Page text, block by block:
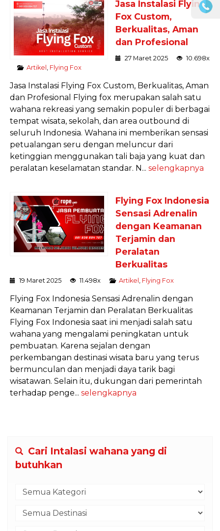
Jasa Instalasi Flying
Fox Custom,
Berkualitas, Aman
dan Profesional
27 Maret 2025
10.698x
Artikel
Flying Fox
Jasa Instalasi Flying Fox Custom, Berkualitas, Aman
dan Profesional Flying fox merupakan salah satu
wahana rekreasi yang semakin populer di berbagai
tempat wisata, sekolah, dan area outbound di
seluruh Indonesia. Wahana ini memberikan sensasi
petualangan seru dengan meluncur dari
ketinggian menggunakan tali baja yang kuat dan
peralatan keselamatan standar. N... selengkapnya
Flying Fox Indonesia
Sensasi Adrenalin
dengan Keamanan
Terjamin dan
Peralatan
Berkualitas
19 Maret 2025 11.498x Artikel Flying Fox
Flying Fox Indonesia Sensasi Adrenalin dengan
Keamanan Terjamin dan Peralatan Berkualitas
Flying Fox Indonesia saat ini menjadi salah satu
wahana yang mengalami peningkatan untuk
pembuatan. Karena sejalan dengan
perkembangan destinasi wisata baru yang terus
bermunculan dan menjadi daya tarik bagi
wisatawan. Selain itu, dukungan dari pemerintah
terhadap penge... selengkapnya
Cari Intalasi wahana yang di
butuhkan